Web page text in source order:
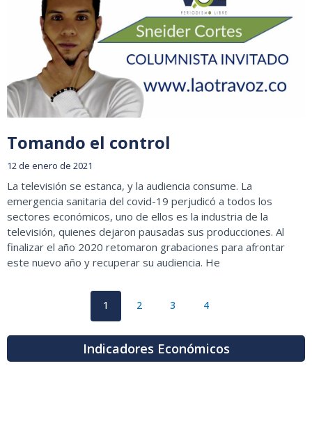
Tomando el control
12 de enero de 2021
La televisión se estanca, y la audiencia consume. La
emergencia sanitaria del covid-19 perjudicó a todos los
sectores económicos, uno de ellos es la industria de la
televisión, quienes dejaron pausadas sus producciones. Al
finalizar el año 2020 retomaron grabaciones para afrontar
este nuevo año y recuperar su audiencia. He
1 2 3 4
Indicadores Económicos